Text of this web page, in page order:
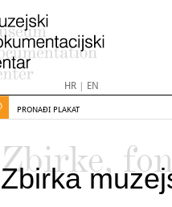
HR| EN
PRONAĐI PLAKAT
Zbirke,
Zbirka